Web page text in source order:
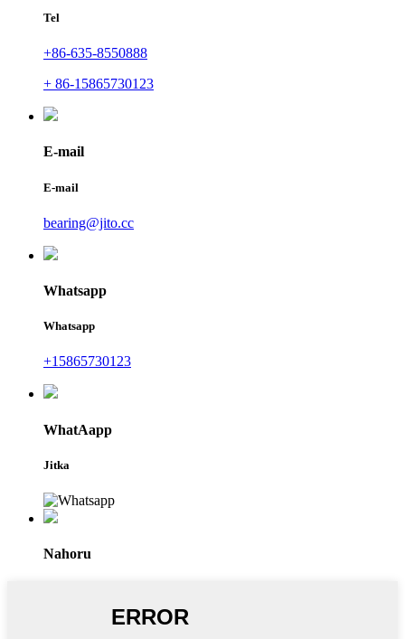
Tel
+86-635-8550888
+ 86-15865730123
E-mail
E-mail
bearing@jito.cc
Whatsapp
Whatsapp
+15865730123
WhatAapp
Jitka
Nahoru